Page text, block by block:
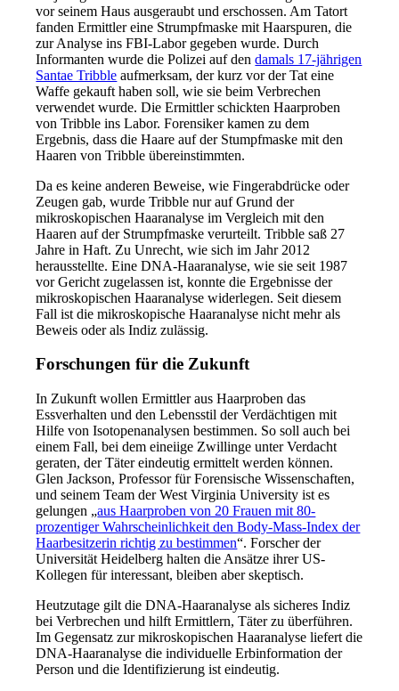
vor seinem Haus ausgeraubt und erschossen. Am Tatort
fanden Ermittler eine Strumpfmaske mit Haarspuren, die
zur Analyse ins FBI-Labor gegeben wurde. Durch
Informanten wurde die Polizei auf dendamals 17-jährigen
Santae Tribble aufmerksam, der kurz vor der Tat eine
Waffe gekauft haben soll, wie sie beim Verbrechen
verwendet wurde. Die Ermittler schickten Haarproben
von Tribble ins Labor. Forensiker kamen zu dem
Ergebnis, dass die Haare auf der Stumpfmaske mit den
Haaren von Tribble übereinstimmten.
Da es keine anderen Beweise, wie Fingerabdrücke oder
Zeugen gab, wurde Tribble nur auf Grund der
mikroskopischen Haaranalyse im Vergleich mit den
Haaren auf der Strumpfmaske verurteilt. Tribble saß 27
Jahre in Haft. Zu Unrecht, wie sich im Jahr 2012
herausstellte. Eine DNA-Haaranalyse, wie sie seit 1987
vor Gericht zugelassen ist, konnte die Ergebnisse der
mikroskopischen Haaranalyse widerlegen. Seit diesem
Fall ist die mikroskopische Haaranalyse nicht mehr als
Beweis oder als Indiz zulässig.
Forschungen für die Zukunft
In Zukunft wollen Ermittler aus Haarproben das
Essverhalten und den Lebensstil der Verdächtigen mit
Hilfe von Isotopenanalysen bestimmen. So soll auch bei
einem Fall, bei dem eineiige Zwillinge unter Verdacht
geraten, der Täter eindeutig ermittelt werden können.
Glen Jackson, Professor für Forensische Wissenschaften,
und seinem Team der West Virginia University ist es
gelungen „aus Haarproben von 20 Frauen mit 80-
prozentiger Wahrscheinlichkeit den Body-Mass-Index der
Haarbesitzerin richtig zu bestimmen“. Forscher der
Universität Heidelberg halten die Ansätze ihrer US-
Kollegen für interessant, bleiben aber skeptisch.
Heutzutage gilt die DNA-Haaranalyse als sicheres Indiz
bei Verbrechen und hilft Ermittlern, Täter zu überführen.
Im Gegensatz zur mikroskopischen Haaranalyse liefert die
DNA-Haaranalyse die individuelle Erbinformation der
Person und die Identifizierung ist eindeutig.